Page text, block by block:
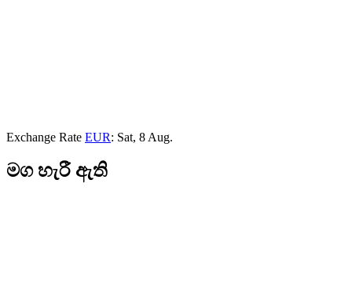
Exchange Rate EUR: Sat, 8 Aug.
මග හැරී ඇති